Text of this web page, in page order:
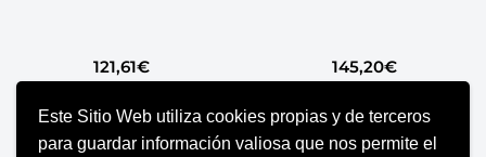
Este Sitio Web utiliza cookies propias y de terceros
para guardar información valiosa que nos permite el
121,61€
AÑADIR AL CARRITO
145,20€
AÑADIR AL CARRITO